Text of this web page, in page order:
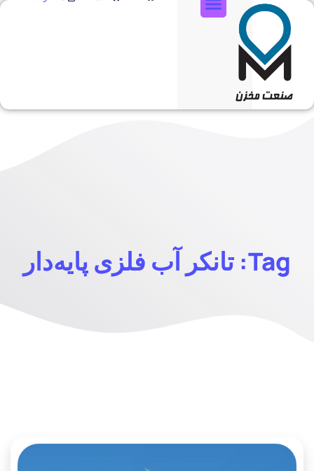
Tag: تانکر آب فلزی پایه‌دار